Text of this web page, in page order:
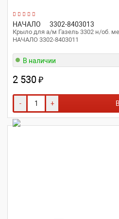
НАЧАЛО 3302-8403013
Крыло для а/м Газель 3302 н/об.
НАЧАЛО 3302-8403011
В наличии
2 530₽
- +